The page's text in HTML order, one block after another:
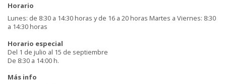
Horario
Lunes: de 8:30 a 14:30 horas y de 16 a 20 horas Martes a Viernes: 8:30
a 14:30 horas
Horario especial
Del 1 de julio al 15 de septiembre
De 8:30 a 14:00 h.
Más info